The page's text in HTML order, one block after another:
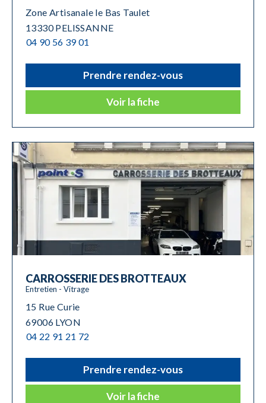
Zone Artisanale le Bas Taulet
13330 PELISSANNE
04 90 56 39 01
Prendre rendez-vous
Voir la fiche
CARROSSERIE DES BROTTEAUX
Entretien - Vitrage
15 Rue Curie
69006 LYON
04 22 91 21 72
Prendre rendez-vous
Voir la fiche